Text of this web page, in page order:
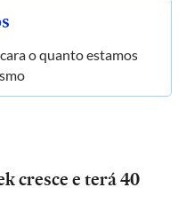
o quanto estamos
cresce e terá 40